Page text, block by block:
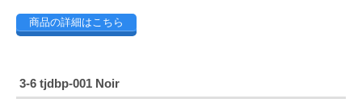
商品の詳細はこちら
3-6 tjdbp-001 Noir